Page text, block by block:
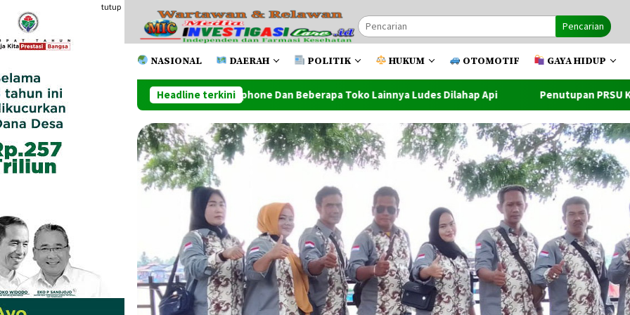
konten
tutup
Pencarian
NASIONAL DAERAH POLITIK HUKUM OTOMOTIF GAYA HIDUP
Headline terkini
Satu Toko Handphone Dan Beberapa Toko Lainnya Ludes Dilahap Api Penutupan PRSU Ke-50 Dihadiri Walikota